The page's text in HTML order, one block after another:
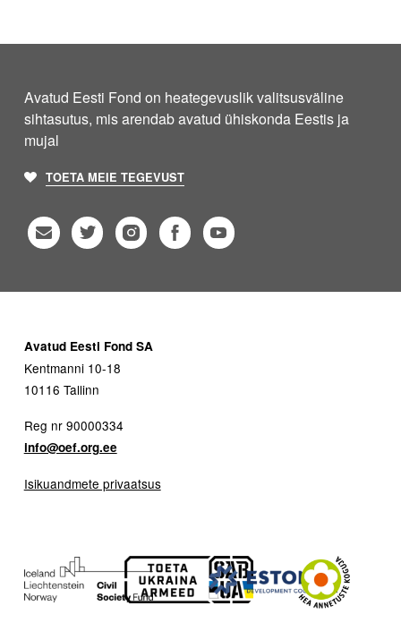
Avatud Eesti Fond on heategevuslik valitsusväline
sihtasutus, mis arendab avatud ühiskonda Eestis ja
mujal
TOETA MEIE TEGEVUST
Avatud Eesti Fond SA
Kentmanni 10-18
10116 Tallinn
Reg nr 90000334
info@oef.org.ee
Isikuandmete privaatsus